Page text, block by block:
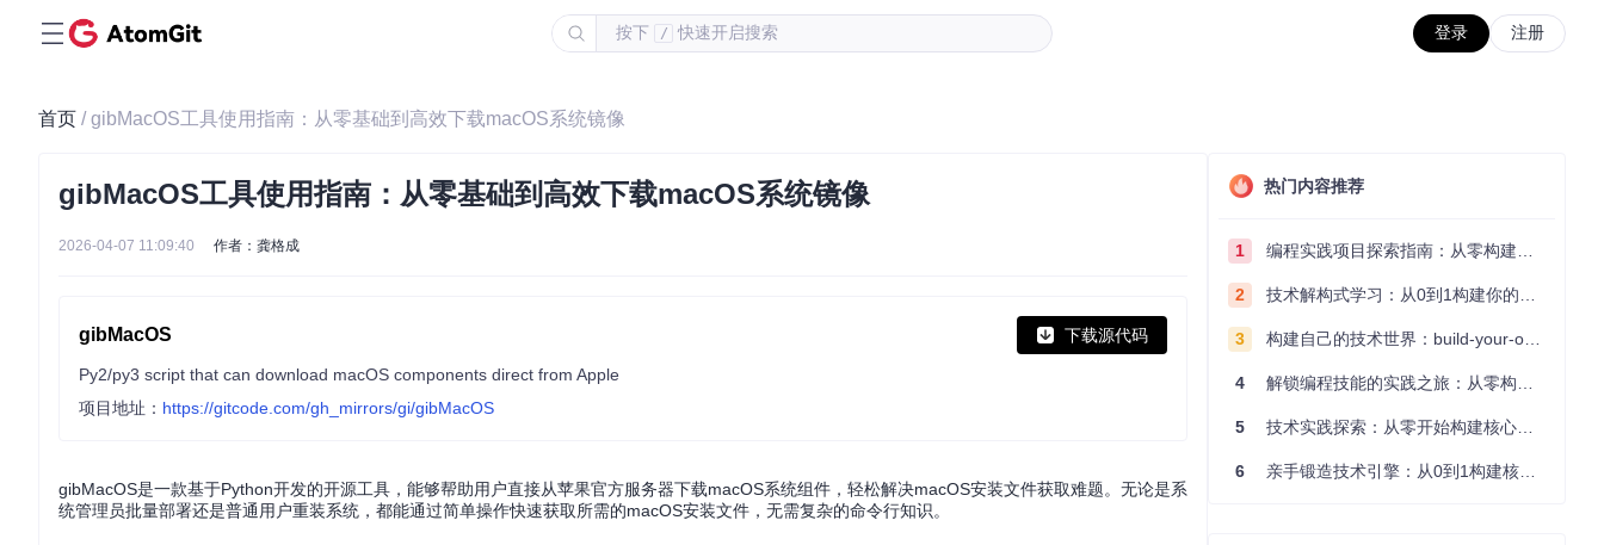
按下 / 快速开启搜索 登录 注册
首页 / gibMacOS工具使用指南：从零基础到高效下载macOS系统镜像
gibMacOS工具使用指南：从零基础到高效下载macOS系统镜像
2026-04-07 11:09:40 作者：龚格成
gibMacOS 下载源代码
Py2/py3 script that can download macOS components direct from Apple
项目地址： https://gitcode.com/gh_mirrors/gi/gibMacOS
gibMacOS是一款基于Python开发的开源工具，能够帮助用户直接从苹果官方服务器下载macOS系统组件，轻松解决macOS安装文件获取难题。无论是系
统管理员批量部署还是普通用户重装系统，都能通过简单操作快速获取所需的macOS安装文件，无需复杂的命令行知识。
热门内容推荐
1 编程实践项目探索指南：从零构建技术能力体系
2 技术解构式学习：从0到1构建你的编程知识体系
3 构建自己的技术世界：build-your-own-x项目的实践探索指南
4 解锁编程技能的实践之旅：从零构建你的技术世界
5 技术实践探索：从零开始构建核心系统的实践指南
6 亲手锻造技术引擎：从0到1构建核心系统的实践指南